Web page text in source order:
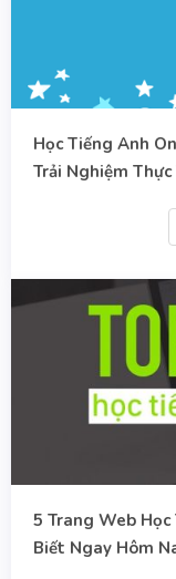
Học Tiếng Anh
Trải Nghiệm
5 Trang Web
Biết Ngay Hôm